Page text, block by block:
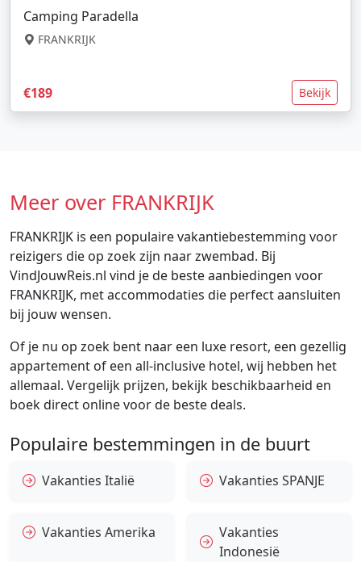
Camping Paradella
FRANKRIJK
€189 Bekijk
Meer over FRANKRIJK
FRANKRIJK is een populaire vakantiebestemming voor
reizigers die op zoek zijn naar zwembad. Bij
VindJouwReis.nl vind je de beste aanbiedingen voor
FRANKRIJK, met accommodaties die perfect aansluiten
bij jouw wensen.
Of je nu op zoek bent naar een luxe resort, een gezellig
appartement of een all-inclusive hotel, wij hebben het
allemaal. Vergelijk prijzen, bekijk beschikbaarheid en
boek direct online voor de beste deals.
Populaire bestemmingen in de buurt
Vakanties Italië Vakanties SPANJE
Vakanties Amerika
Vakanties
Indonesië